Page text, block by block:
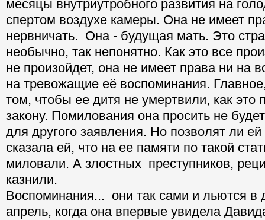
месяцы внутриутробного развития на
спертом воздухе камеры. Она не имеет
нервничать. Она - будущая мать. Это
необычно, так непонятно. Как это все
не произойдет, она не имеет права ни на
на тревожащие её воспоминания.
том, чтобы ее дитя не умертвили, как это
закону. Помилования она просить не
для другого заявления. Но позволят ли
сказала ей, что на ее памяти по такой
миловали. А злостных преступников,
казнили.
Воспоминания... они так сами и льются в
апрель, когда она впервые увидела